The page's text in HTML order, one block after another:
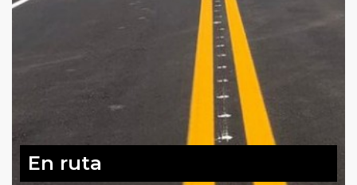
En ruta